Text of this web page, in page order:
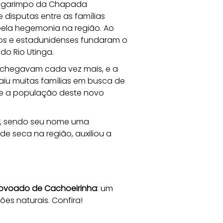
da Chapada
disputas entre as famílias
hegemonia na região. Ao
e estadunidenses fundaram o
Rio Utinga.
cada vez mais, e a
muitas famílias em busca de
a população deste novo
, sendo seu nome uma
seca na região, auxiliou a
de Cachoeirinha: um
naturais. Confira!